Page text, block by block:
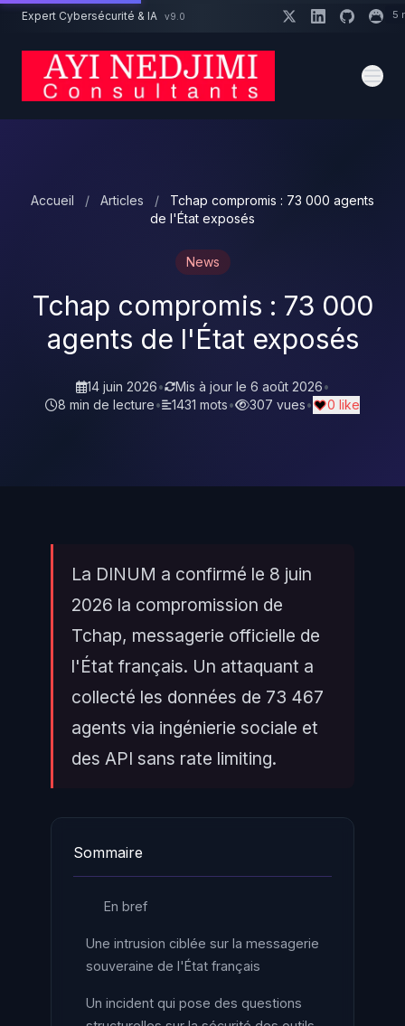
Aller au contenu principal
Expert Cybersécurité & IA v9.0
Accueil / Articles /
Tchap compromis : 73 000 agents
de l'État exposés
News
Tchap compromis : 73 000
agents de l'État exposés
14 juin 2026• Mis à jour le 6 août 2026•
8 min de lecture• 1431 mots• 307 vues• 0 like
La DINUM a confirmé le 8 juin
2026 la compromission de
Tchap, messagerie officielle de
l'État français. Un attaquant a
collecté les données de 73 467
agents via ingénierie sociale et
des API sans rate limiting.
Sommaire
En bref
Une intrusion ciblée sur la messagerie
souveraine de l'État français
Un incident qui pose des questions
Un projet cybersécurité ? 5